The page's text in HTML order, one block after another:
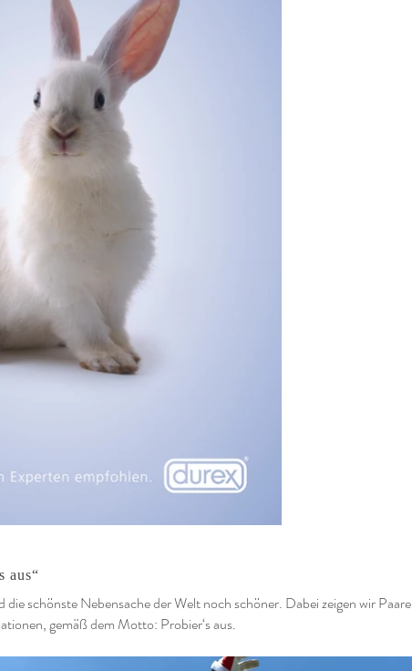
aus“
schönste Nebensache der Welt noch schöner. Dabei zeigen wir Paare
gemäß dem Motto: Probier‘s aus.